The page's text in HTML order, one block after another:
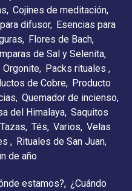
Cojines de meditación
difusor Esencias para
Flores de Bach
de Sal y Selenita
Orgonite Packs rituales
de Cobre Producto
Quemador de incienso
del Himalaya Saquitos
Tazas Tés Varios Velas
Rituales de San Juan
de año
estamos?
¿Cuándo